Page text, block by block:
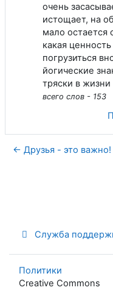
очень
истощает, на
мало остается
какая ценность
погрузиться
йогические
тряски в жизни
всего слов - 153
← Друзья - это важно!
Служба
Политики
Creative Commons